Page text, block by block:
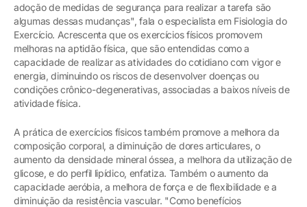
adoção de medidas de segurança para realizar a tarefa são
algumas dessas mudanças", fala o especialista em Fisiologia do
Exercício. Acrescenta que os exercícios físicos promovem
melhoras na aptidão física, que são entendidas como a
capacidade de realizar as atividades do cotidiano com vigor e
energia, diminuindo os riscos de desenvolver doenças ou
condições crônico-degenerativas, associadas a baixos níveis de
atividade física.
A prática de exercícios físicos também promove a melhora da
composição corporal, a diminuição de dores articulares, o
aumento da densidade mineral óssea, a melhora da utilização de
glicose, e do perfil lipídico, enfatiza. Também o aumento da
capacidade aeróbia, a melhora de força e de flexibilidade e a
diminuição da resistência vascular. "Como benefícios